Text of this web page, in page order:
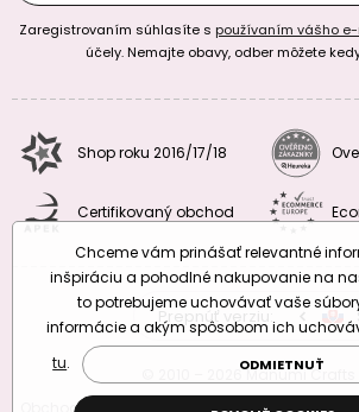
Zaregistrovaním súhlasíte s používaním vášho
účely. Nemajte obavy, odber môžete
Shop roku 2016/17/18
Certifikovaný obchod
Prepnúť verziu: CZ
© 2010 – 2026 Manumi Crafts
Obchodné podmienky
Podmienky
Chceme vám prinášať relevantné
inšpiráciu a pohodlné nakupovanie na
to potrebujeme uchovávať vaše
informácie a akým spôsobom ich
tu. ODMIETNUŤ